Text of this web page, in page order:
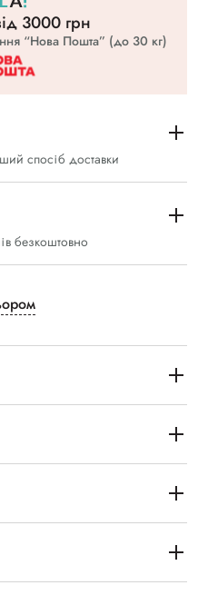
3000 грн
“Нова Пошта” (до 30 кг)
спосіб доставки
безкоштовно